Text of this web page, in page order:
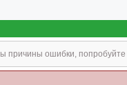
причины ошибки, попробуйте